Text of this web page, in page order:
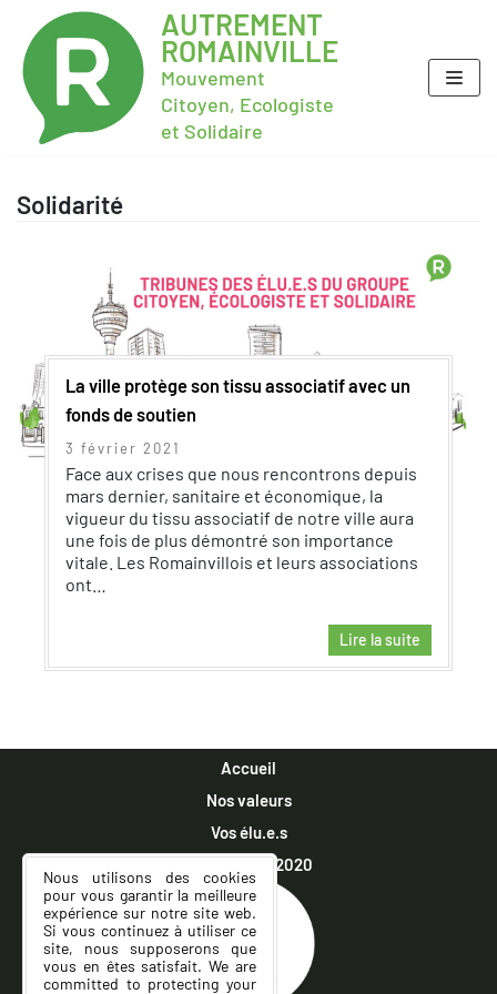
AUTREMENT
ROMAINVILLE
Mouvement
Citoyen, Ecologiste
et Solidaire
Solidarité
La ville protège son tissu associatif avec un
fonds de soutien
3 février 2021
Face aux crises que nous rencontrons depuis
mars dernier, sanitaire et économique, la
vigueur du tissu associatif de notre ville aura
une fois de plus démontré son importance
vitale. Les Romainvillois et leurs associations
ont…
Lire la suite
Accueil
Nos valeurs
Vos élu.e.s
Municipales 2020
Nous utilisons des cookies
pour vous garantir la meilleure
expérience sur notre site web.
Si vous continuez à utiliser ce
site, nous supposerons que
vous en êtes satisfait. We are
committed to protecting your